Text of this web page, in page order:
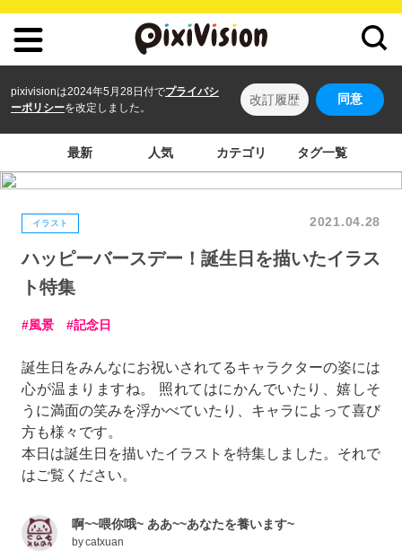
pixivisionは2024年5月28日付でプライバシ
ーポリシーを改定しました。
改訂履歴 同意
最新 人気 カテゴリ タグ一覧
イラスト 2021.04.28
ハッピーバースデー！誕生日を描いたイラス
ト特集
風景 記念日
誕生日をみんなにお祝いされてるキャラクターの姿には
心が温まりますね。 照れてはにかんでいたり、嬉しそ
うに満面の笑みを浮かべていたり、キャラによって喜び
方も様々です。
本日は誕生日を描いたイラストを特集しました。それで
はご覧ください。
啊~~喂你哦~ ああ~~あなたを養います~
bycatxuan